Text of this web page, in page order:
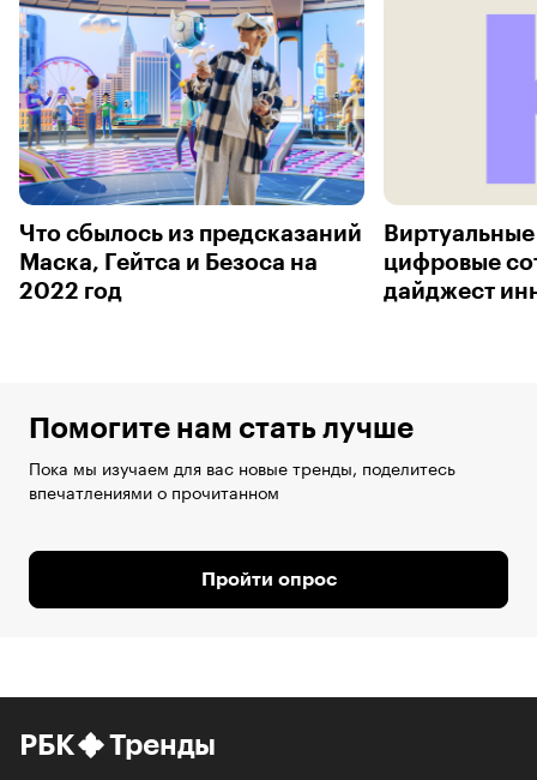
Что сбылось из предсказаний
Маска, Гейтса и Безоса на
2022 год
цифровые
дайджест
Помогите нам стать лучше
Пока мы изучаем для вас новые тренды, поделитесь
впечатлениями о прочитанном
Пройти опрос
РБК Тренды